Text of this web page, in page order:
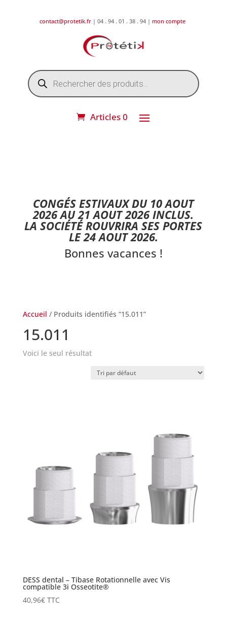
contact@protetik.fr | 04 . 94 . 01 . 38 . 94 | mon compte
Recherche
de
produits
Articles 0
CONGÉS ESTIVAUX DU 10 AOUT
2026 AU 21 AOUT 2026 INCLUS.
LA SOCIÉTÉ ROUVRIRA SES PORTES
LE 24 AOUT 2026.
Bonnes vacances !
Accueil / Produits identifiés “15.011”
15.011
Voici le seul résultat
DESS dental – Tibase Rotationnelle avec Vis
compatible 3i Osseotite®
40,96€ TTC